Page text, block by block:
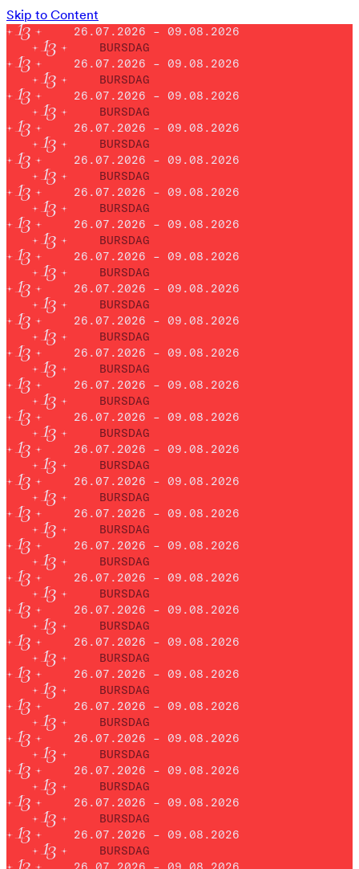
Skip to Content
26.07.2026 – 09.08.2026
BURSDAG
26.07.2026 – 09.08.2026
BURSDAG
26.07.2026 – 09.08.2026
BURSDAG
26.07.2026 – 09.08.2026
BURSDAG
26.07.2026 – 09.08.2026
BURSDAG
26.07.2026 – 09.08.2026
BURSDAG
26.07.2026 – 09.08.2026
BURSDAG
26.07.2026 – 09.08.2026
BURSDAG
26.07.2026 – 09.08.2026
BURSDAG
26.07.2026 – 09.08.2026
BURSDAG
26.07.2026 – 09.08.2026
BURSDAG
26.07.2026 – 09.08.2026
BURSDAG
26.07.2026 – 09.08.2026
BURSDAG
26.07.2026 – 09.08.2026
BURSDAG
26.07.2026 – 09.08.2026
BURSDAG
26.07.2026 – 09.08.2026
BURSDAG
26.07.2026 – 09.08.2026
BURSDAG
26.07.2026 – 09.08.2026
BURSDAG
26.07.2026 – 09.08.2026
BURSDAG
26.07.2026 – 09.08.2026
BURSDAG
26.07.2026 – 09.08.2026
BURSDAG
26.07.2026 – 09.08.2026
BURSDAG
26.07.2026 – 09.08.2026
BURSDAG
26.07.2026 – 09.08.2026
BURSDAG
26.07.2026 – 09.08.2026
BURSDAG
26.07.2026 – 09.08.2026
BURSDAG